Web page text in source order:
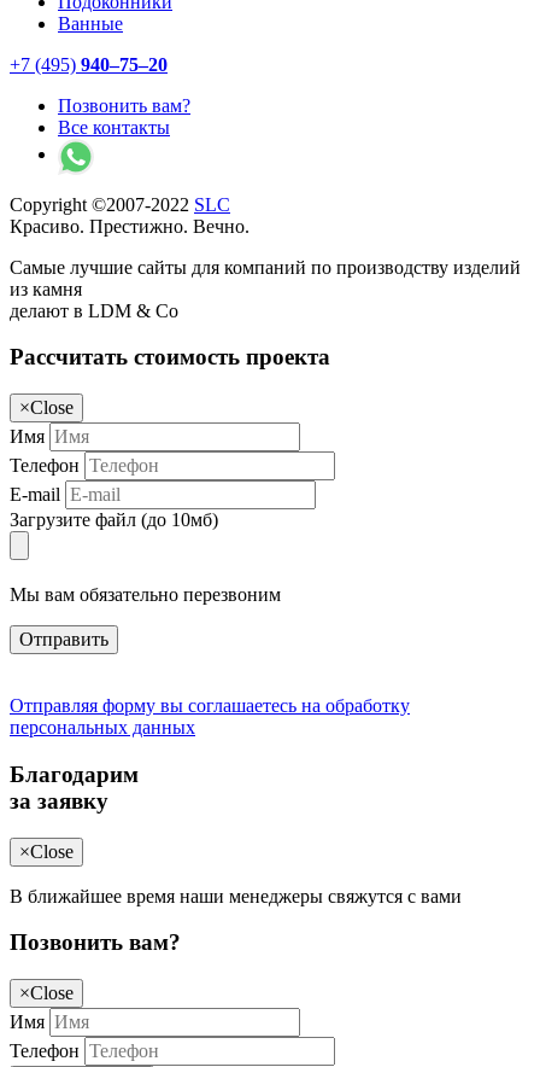
Ванные
+7 (495) 940–75–20
Позвонить вам?
Все контакты
Copyright ©2007-2022 SLC
Красиво. Престижно. Вечно.
Самые лучшие сайты для компаний по производству изделий
из камня
делают в LDM & Co
Рассчитать стоимость проекта
×Close
Имя
Телефон
E-mail
Загрузите файл (до 10мб)
Мы вам обязательно перезвоним
Отправить
Отправляя форму вы соглашаетесь на обработку
персональных данных
Благодарим
за заявку
×Close
В ближайшее время наши менеджеры свяжутся с вами
Позвонить вам?
×Close
Имя
Телефон